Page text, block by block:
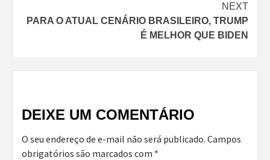
NEXT
PARA O ATUAL CENÁRIO BRASILEIRO, TRUMP
É MELHOR QUE BIDEN
DEIXE UM COMENTÁRIO
O seu endereço de e-mail não será publicado. Campos
obrigatórios são marcados com *